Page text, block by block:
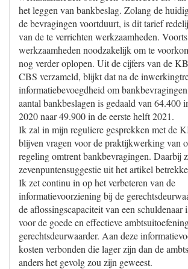
het leggen van bankbeslag. Zolang de
de bevragingen voortduurt, is dit tarief
van de te verrichten werkzaamheden.
werkzaamheden noodzakelijk om te
nog verder oplopen. Uit de cijfers van de
CBS verzameld, blijkt dat na de
informatiebevoegdheid om
aantal bankbeslagen is gedaald van 64.400
2020 naar 49.900 in de eerste helft 2021.
Ik zal in mijn reguliere gesprekken met de
blijven vragen voor de praktijkwerking van
regeling omtrent bankbevragingen. Daarbij
zevenpuntensuggestie uit het artikel
Ik zet continu in op het verbeteren van de
informatievoorziening bij de
de aflossingscapaciteit van een schuldenaar
voor de goede en effectieve
gerechtsdeurwaarder. Aan deze
kosten verbonden die lager zijn dan de
anders het gevolg zou zijn geweest.